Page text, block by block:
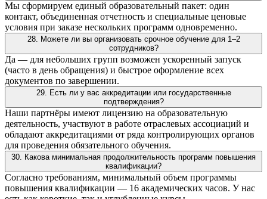
Мы сформируем единый образовательный пакет: один
контакт, объединенная отчетность и специальные ценовые
условия при заказе нескольких программ одновременно.
28. Можете ли вы организовать срочное обучение для 1–2
сотрудников?
Да — для небольших групп возможен ускоренный запуск
(часто в день обращения) и быстрое оформление всех
документов по завершении.
29. Есть ли у вас аккредитации или государственные
подтверждения?
Наши партнёры имеют лицензию на образовательную
деятельность, участвуют в работе отраслевых ассоциаций и
обладают аккредитациями от ряда контролирующих органов
для проведения обязательного обучения.
30. Какова минимальная продолжительность программ повышения
квалификации?
Согласно требованиям, минимальный объем программы
повышения квалификации — 16 академических часов. У нас